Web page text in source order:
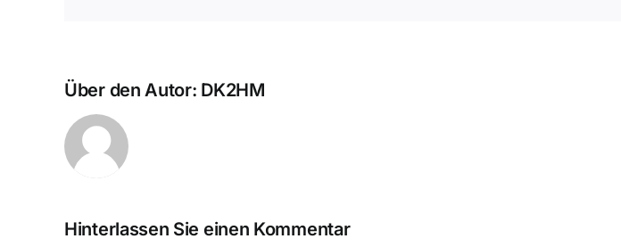
Über den Autor: DK2HM
Hinterlassen Sie einen Kommentar